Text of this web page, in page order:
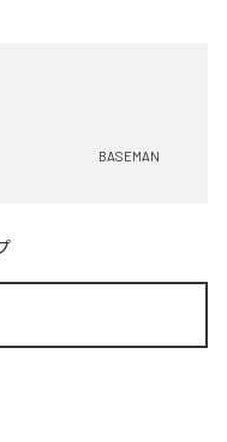
BASEMAN